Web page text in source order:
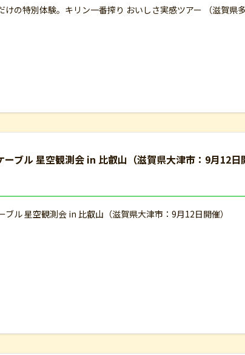
けの特別体験。キリン一番搾り おいしさ実感ツアー （滋賀県
ブル 星空観測会 in 比叡山（滋賀県大津市：9月12日
ル 星空観測会 in 比叡山（滋賀県大津市：9月12日開催）